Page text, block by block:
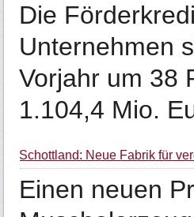
Die
Unternehmen
Vorjahr um 38
1.104,4 Mio.
Schottland: Neue Fabrik für
Einen neuen